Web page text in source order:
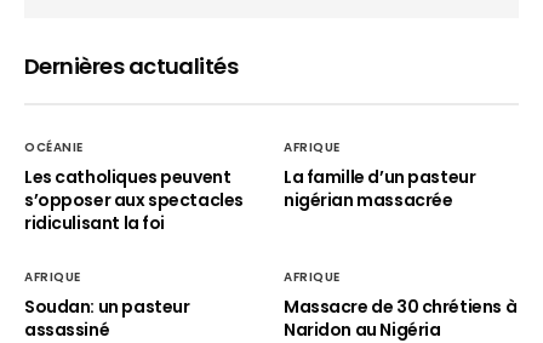
Dernières actualités
OCÉANIE
Les catholiques peuvent
s’opposer aux spectacles
ridiculisant la foi
AFRIQUE
La famille d’un pasteur
nigérian massacrée
AFRIQUE
Soudan: un pasteur
assassiné
AFRIQUE
Massacre de 30 chrétiens à
Naridon au Nigéria